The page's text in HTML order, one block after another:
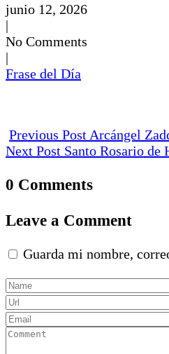
junio 12, 2026
|
No Comments
|
Frase del Día
Previous Post Arcángel
Next Post Santo Rosario de
0 Comments
Leave a Comment
Guarda mi nombre,